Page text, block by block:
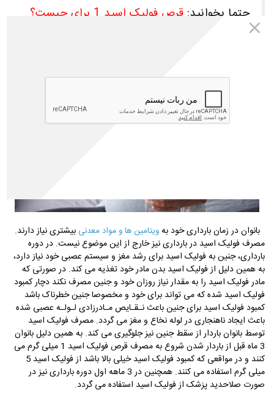
حتما بخوانید: قرص فولیک اسید 1 برای چیست؟
بانوان در زمان بارداری خود بهویتامین ها و مواد معدنی بیشتری نیاز دارند.
مصرف فولیک اسید در بارداری نیز خارج از این موضوع نیست. در دوره
بارداری، جنین به فولیک اسید برای رشد مغز و سیستم عصبی خود نیاز دارد،
به همین دلیل از فولیک اسید بدن مادر خود تغذیه می کند. در صورتی که
مادر فولیک اسید را به مقدار نیاز روزان خود و جنین مصرف نکند دچار کمبود
فولیک اسید شده که می تواند برای خود و مخصوصا جنین خطرناک باشد
کمبود فولیک اسید برای جنین باعث نـقـایص مـادرزادی لـولـه عصبی شده
باعث ایجاد ناهنجاری در لوله نخاع و مغز می گردد. مصرف فولیک اسید
توسط بانوان باردار از سقط جنین نیز جلوگیری می کند. به همین دلیل بانوان
3 ماه قبل از باردار شدن شروع به مصرف قرص فولیک اسید 1 میلی گرم می
کنند و در مواقعی که کمبود فولیک اسید خیلی بالا باشد از فولیک اسید 5
میلی گرم استفاده می کنند. همچنین در 3 ماهه اول دوره بارداری نیز در
صورت صلاحدید پزشک از فولیک اسید استفاده می گردد.